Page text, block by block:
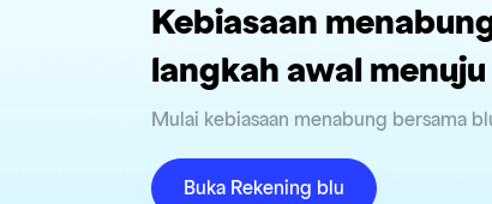
Kebiasaan
langkah awal
Mulai kebiasaan menabung bersama
Buka Rekening blu